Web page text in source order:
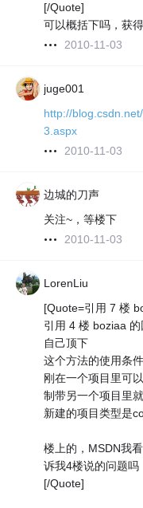
[/Quote]
可以概括下吗，获
2010-11-03
juge001
http://
3.aspx
2010-11-03
边城的刀声
关注~，等楼下
2010-11-03
LorenLiu
[Quote=引用 7 楼
引用 4 楼 boziaa 的
自己顶下
这个方法的使用条
刚在一个项目里可
制带另一个项目里
新建的项目类型是
楼上的，MSDN我
诉我4楼说的问题吗
[/Quote]